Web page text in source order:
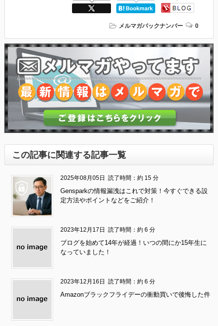
メルマガバックナンバー 0
この記事に関連する記事一覧
2025年08月05日読了時間：約 15 分
Gensparkの情報漏洩はこれで対策！今すぐできる設
定方法やポイントなどをご紹介！
2023年12月17日読了時間：約 6 分
ブログを始めて14年が経過！いつの間にか15年生に
なっていました！
2023年12月16日読了時間：約 6 分
Amazonブラックフライデーの衝動買いで後悔した件